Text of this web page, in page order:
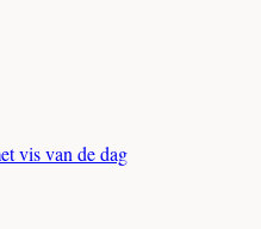
vis van de dag